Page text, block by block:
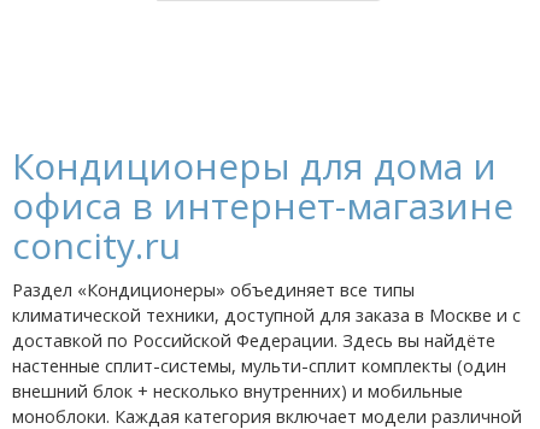
Кондиционеры для дома и
офиса в интернет-магазине
concity.ru
Раздел «Кондиционеры» объединяет все типы
климатической техники, доступной для заказа в Москве и с
доставкой по Российской Федерации. Здесь вы найдёте
настенные сплит-системы, мульти-сплит комплекты (один
внешний блок + несколько внутренних) и мобильные
моноблоки. Каждая категория включает модели различной